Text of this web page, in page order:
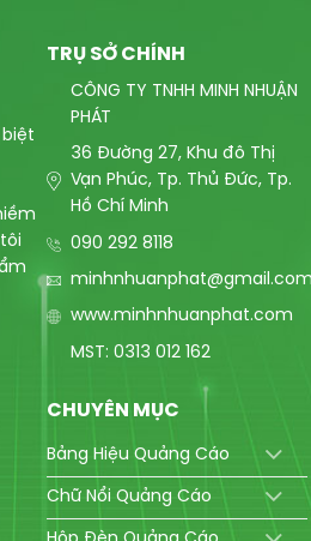
TRỤ SỞ CHÍNH
CÔNG TY TNHH MINH NHUẬN
PHÁT
36 Đường 27, Khu đô Thị
Vạn Phúc, Tp. Thủ Đức, Tp.
Hồ Chí Minh
090 292 8118
www.minhnhuanphat.com
MST: 0313 012 162
CHUYÊN MỤC
Bảng Hiệu Quảng Cáo
Chữ Nổi Quảng Cáo